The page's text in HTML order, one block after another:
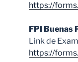
https://
FPI Buenas
Link de
https://